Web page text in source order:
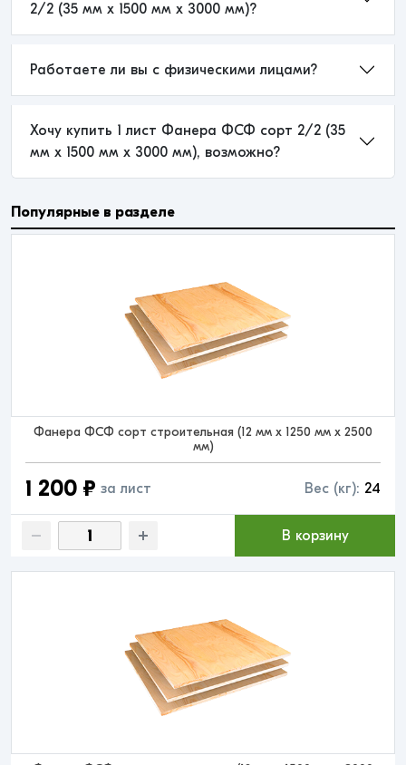
2/2 (35 мм x 1500 мм x 3000 мм)?
Работаете ли вы с физическими лицами?
Хочу купить 1 лист Фанера ФСФ сорт 2/2 (35
мм x 1500 мм x 3000 мм), возможно?
Популярные в разделе
Фанера ФСФ сорт строительная (12 мм x 1250 мм x 2500
мм)
1 200 ₽ за лист Вес (кг): 24
В корзину